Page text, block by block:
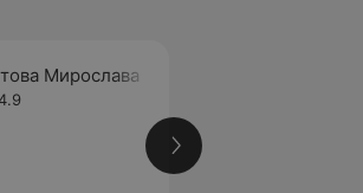
Мирослава